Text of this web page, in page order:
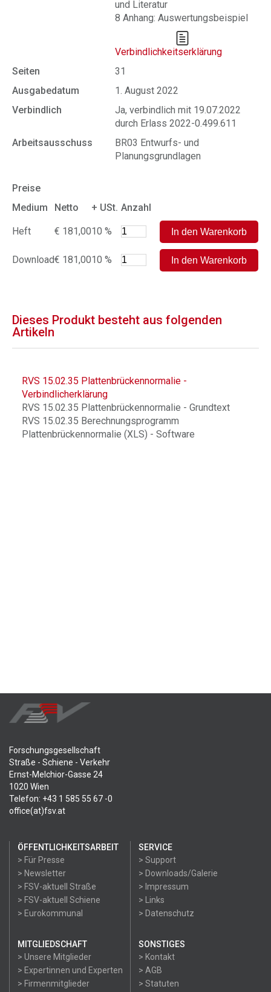
und Literatur
8 Anhang: Auswertungsbeispiel
Verbindlichkeitserklärung
Seiten
31
Ausgabedatum
1. August 2022
Verbindlich
Ja, verbindlich mit 19.07.2022
durch Erlass 2022-0.499.611
Arbeitsausschuss
BR03 Entwurfs- und
Planungsgrundlagen
Preise
Medium
Netto + USt. Anzahl
Heft € 181,0010 %
Download€ 181,0010 %
Dieses Produkt besteht aus folgenden
Artikeln
RVS 15.02.35 Plattenbrückennormalie -
Verbindlicherklärung
RVS 15.02.35 Plattenbrückennormalie - Grundtext
RVS 15.02.35 Berechnungsprogramm
Plattenbrückennormalie (XLS) - Software
Forschungsgesellschaft
Straße - Schiene - Verkehr
Ernst-Melchior-Gasse 24
1020 Wien
Telefon: +43 1 585 55 67 -0
office(at)fsv.at
ÖFFENTLICHKEITSARBEIT
> Für Presse
> Newsletter
> FSV-aktuell Straße
> FSV-aktuell Schiene
> Eurokommunal
SERVICE
> Support
> Downloads/Galerie
> Impressum
> Links
> Datenschutz
MITGLIEDSCHAFT
> Unsere Mitglieder
> Expertinnen und Experten
> Firmenmitglieder
SONSTIGES
> Kontakt
> AGB
> Statuten